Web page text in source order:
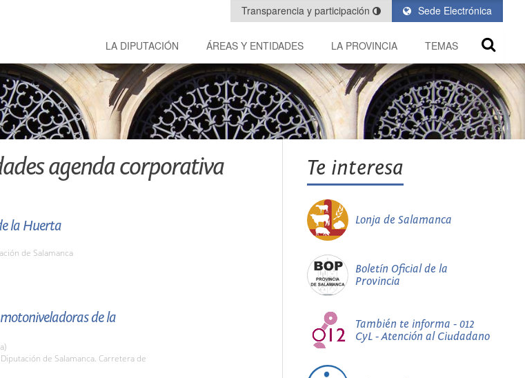
Sede Electrónica
Transparencia y participación
LA DIPUTACIÓN ÁREAS Y ENTIDADES LA PROVINCIA TEMAS
agenda corporativa
la Huerta
de Salamanca
de la
de Salamanca. Carretera de
Te interesa
Lonja de Salamanca
Boletín Oficial de la
Provincia
También te informa - 012
CyL - Atención al Ciudadano